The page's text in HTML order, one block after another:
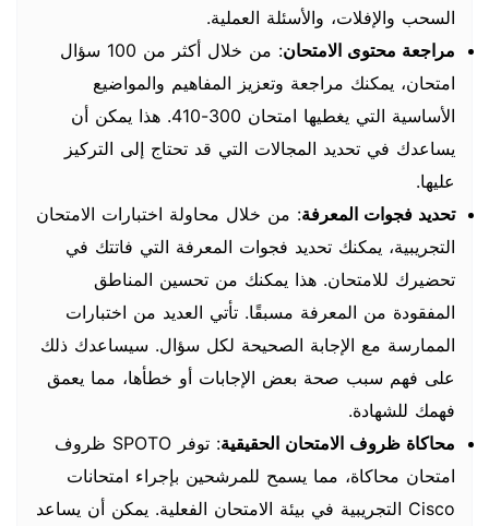
السحب والإفلات، والأسئلة العملية.
مراجعة محتوى الامتحان
: من خلال أكثر من 100 سؤال
امتحان، يمكنك مراجعة وتعزيز المفاهيم والمواضيع
الأساسية التي يغطيها امتحان 300-410. هذا يمكن أن
يساعدك في تحديد المجالات التي قد تحتاج إلى التركيز
عليها.
تحديد فجوات المعرفة: من خلال محاولة اختبارات الامتحان
التجريبية، يمكنك تحديد فجوات المعرفة التي فاتتك في
تحضيرك للامتحان. هذا يمكنك من تحسين المناطق
المفقودة من المعرفة مسبقًا. تأتي العديد من اختبارات
الممارسة مع الإجابة الصحيحة لكل سؤال. سيساعدك ذلك
على فهم سبب صحة بعض الإجابات أو خطأها، مما يعمق
فهمك للشهادة.
محاكاة ظروف الامتحان الحقيقية
: توفر SPOTO ظروف
امتحان محاكاة، مما يسمح للمرشحين بإجراء امتحانات
Cisco التجريبية في بيئة الامتحان الفعلية. يمكن أن يساعد